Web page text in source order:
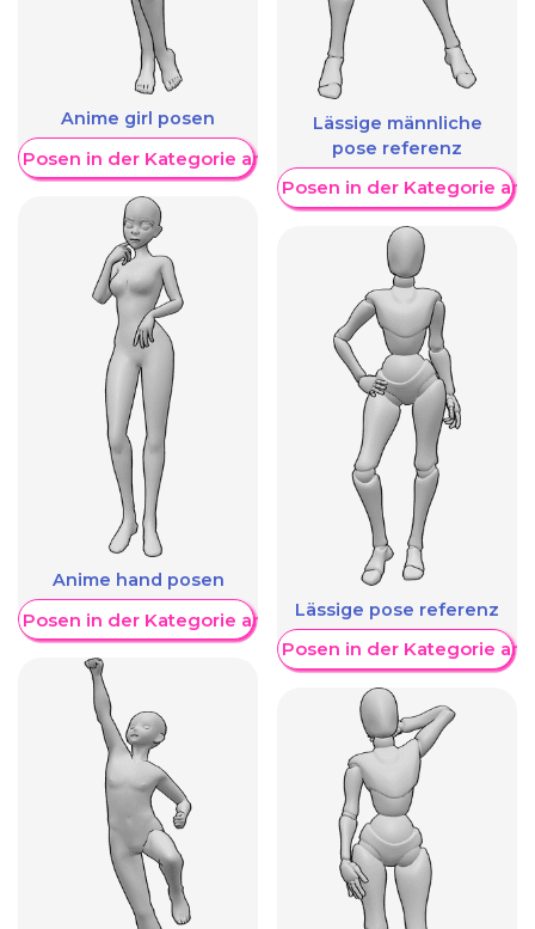
Anime girl posen
Posen in der Kategorie anzeigen
Anime hand posen
Posen in der Kategorie anzeigen
Lässige männliche
pose referenz
Weitere Posen in der Kategorie
Lässige pose referenz
Weitere Posen in der Kategorie